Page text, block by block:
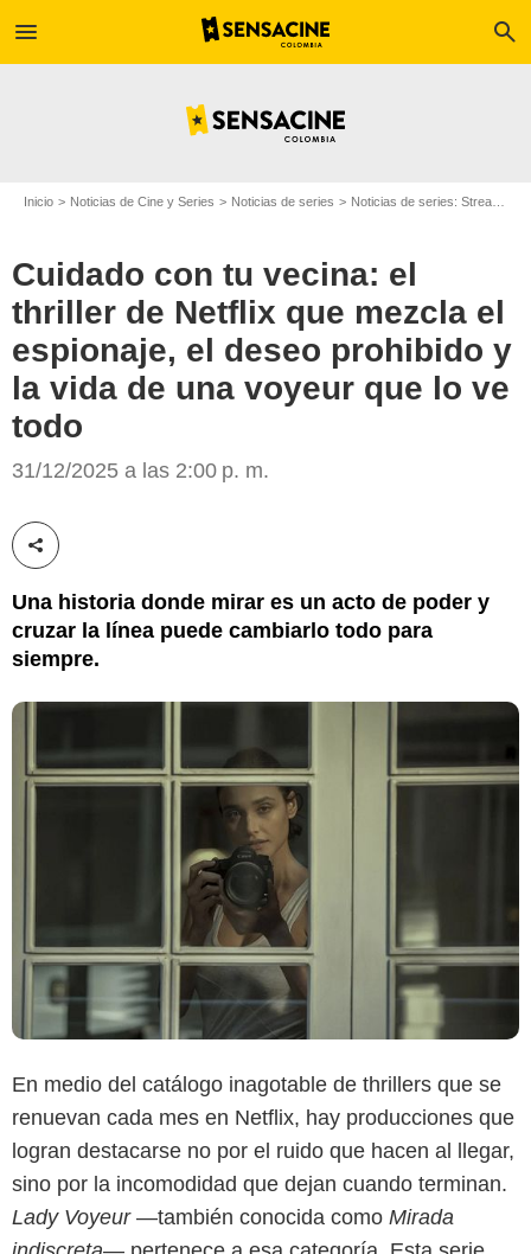
menu search
Inicio Noticias de Cine y Series Noticias de series Noticias de series: Streaming
Cuidado con tu vecina: el
thriller de Netflix que mezcla el
espionaje, el deseo prohibido y
la vida de una voyeur que lo ve
todo
31/12/2025 a las 2:00 p. m.
Compartir esta noticia
Una historia donde mirar es un acto de poder y
cruzar la línea puede cambiarlo todo para
siempre.
En medio del catálogo inagotable de thrillers que se
renuevan cada mes en Netflix, hay producciones que
logran destacarse no por el ruido que hacen al llegar,
sino por la incomodidad que dejan cuando terminan.
Lady Voyeur—también conocida como Mirada